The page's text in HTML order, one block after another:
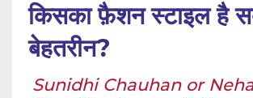
किसका फ़ैशन स्टाइल है
बेहतरीन?
Sunidhi Chauhan or